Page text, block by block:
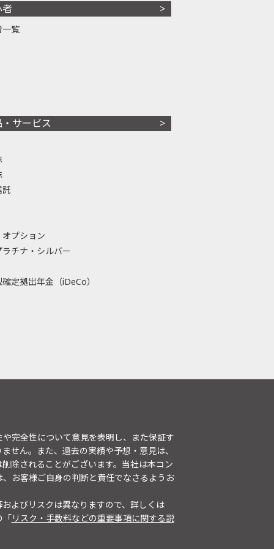
一覧
サービス
託
プション
ラチナ・シルバー
定拠出年金（iDeCo）
完全性について意見を表明し、また保証す
せん。また、過去の実績や予想・意見は、
除されることがございます。当社は本コン
お客様ご自身の判断と責任でなさるようお
よびリスクは異なりますので、詳しくは
「リスク・手数料などの重要事項に関する説